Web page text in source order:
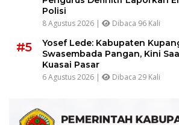
Polisi
8 Agustus 2026 | Dibaca 96 Kali
#5
Yosef Lede: Kabupaten
Swasembada Pangan, Kini
Kuasai Pasar
6 Agustus 2026 | Dibaca 29 Kali